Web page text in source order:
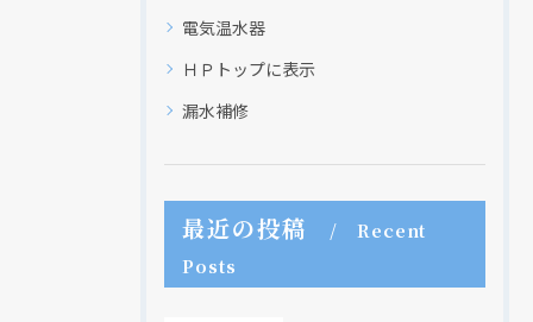
電気温水器
ＨＰトップに表示
漏水補修
最近の投稿
Recent
Posts